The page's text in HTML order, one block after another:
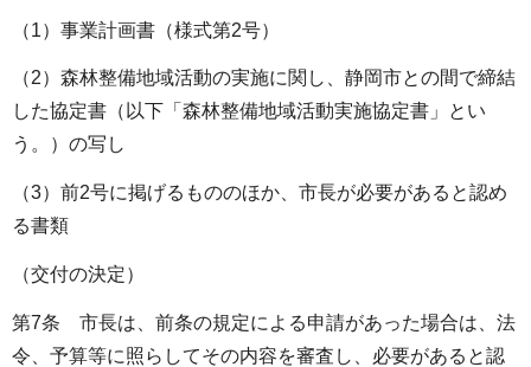
（1）事業計画書（様式第2号）
（2）森林整備地域活動の実施に関し、静岡市との間で締結
した協定書（以下「森林整備地域活動実施協定書」とい
う。）の写し
（3）前2号に掲げるもののほか、市長が必要があると認め
る書類
（交付の決定）
第7条 市長は、前条の規定による申請があった場合は、法
令、予算等に照らしてその内容を審査し、必要があると認